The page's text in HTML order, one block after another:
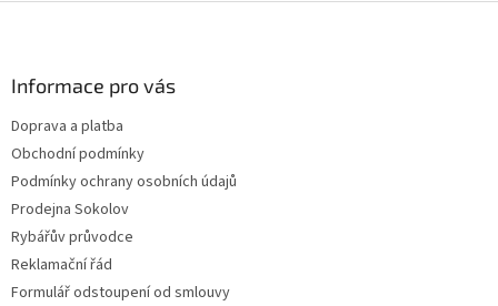
Informace pro vás
Doprava a platba
Obchodní podmínky
Podmínky ochrany osobních údajů
Prodejna Sokolov
Rybářův průvodce
Reklamační řád
Formulář odstoupení od smlouvy